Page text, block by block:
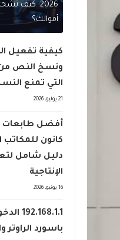
2026: كيف
أموالك؟
كيفية تفعيل
ونسخ النص من
التي تمنع
21 يوليو، 2026
أفضل طابعات
كانون للمكاتب
دليل شامل
الإنتاجية
16 يونيو، 2026
باسورد الراوتر